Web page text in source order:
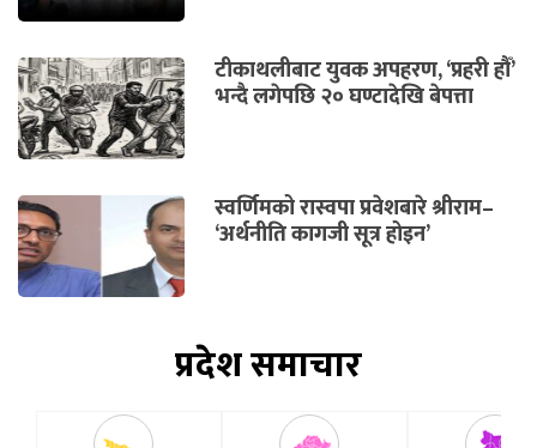
टीकाथलीबाट युवक अपहरण, ‘प्रहरी हौँ’
भन्दै लगेपछि २० घण्टादेखि बेपत्ता
स्वर्णिमको रास्वपा प्रवेशबारे श्रीराम–
‘अर्थनीति कागजी सूत्र होइन’
प्रदेश समाचार